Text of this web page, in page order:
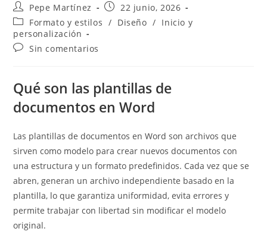
Autor
de
la
entrada:
Pepe Martínez
Publicación
de
la
22 junio, 2026
Categoría
de
la
entrada:
Formato y estilos / Diseño / Inicio y
personalización
Comentarios
entrada:
Sin comentarios
Qué son las plantillas de
documentos en Word
Las plantillas de documentos en Word son archivos que
sirven como modelo para crear nuevos documentos con
una estructura y un formato predefinidos. Cada vez que se
abren, generan un archivo independiente basado en la
plantilla, lo que garantiza uniformidad, evita errores y
permite trabajar con libertad sin modificar el modelo
original.